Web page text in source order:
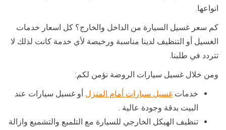
انواعها.
كم سعر غسيل السيارة من الداخل والخارج؟ كل اسعار خدمات
الغسيل أو التنظيف لدينا مناسبة ورخيصة لأي خدمة كانت لذلك لا
تتردد في طلبنا.
ومن خلال غسيل سيارات الروضة نؤمن لكم:
خدمات غسيل سيارات أمام المنزل أو غسيل سيارات عند
البيت بدقة وجودة عالية .
تنظيف الهيكل الخارجي للسيارة مع التلميع والتشميع وازالة